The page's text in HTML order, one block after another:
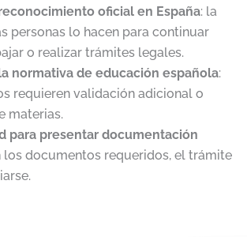
oficial en España: la
personas lo hacen para continuar
o realizar trámites legales.
normativa de educación española:
requieren validación adicional o
materias.
para presentar documentación
los documentos requeridos, el trámite